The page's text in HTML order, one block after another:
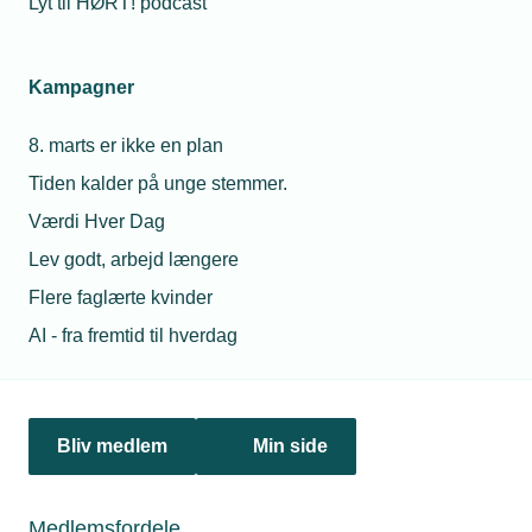
Kampagner
8. marts er ikke en plan
Tiden kalder på unge stemmer.
Værdi Hver Dag
Lev godt, arbejd længere
Flere faglærte kvinder
AI - fra fremtid til hverdag
Bliv medlem Min side
Politik & analyse
jura@tekniq.dk
tekniq@tekniq.dk